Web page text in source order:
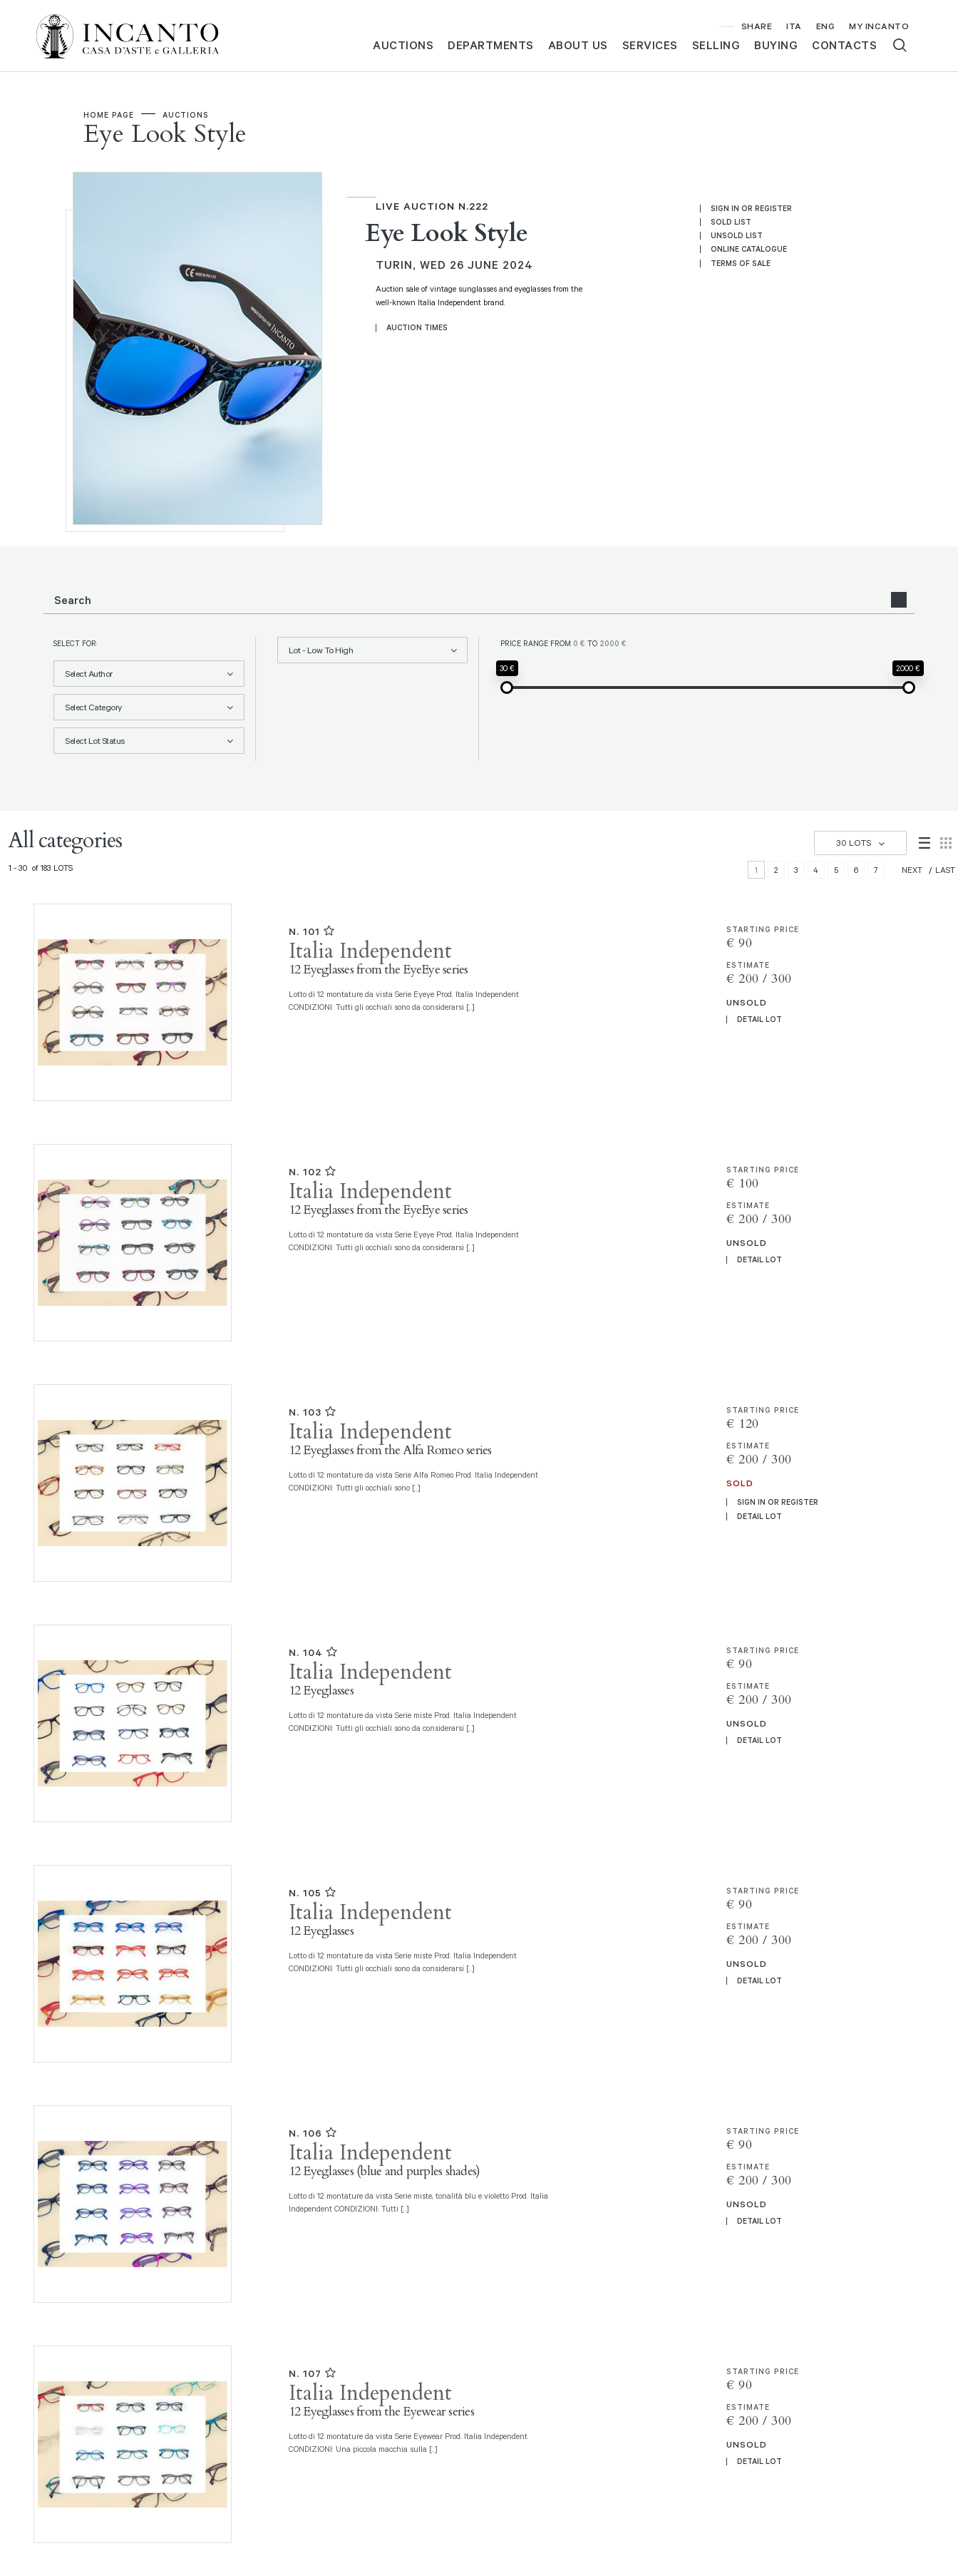
SHARE ITA ENG MY INCANTO
AUCTIONS DEPARTMENTS ABOUT US SERVICES SELLING BUYING CONTACTS
HOME PAGE AUCTIONS
Eye Look Style
LIVE AUCTION N.222
Eye Look Style
TURIN, WED 26 JUNE 2024
Auction sale of vintage sunglasses and eyeglasses from the
well-known Italia Independent brand.
AUCTION TIMES
SIGN IN OR REGISTER
SOLD LIST
UNSOLD LIST
ONLINE CATALOGUE
TERMS OF SALE
SELECT FOR:
Select Author
Select Category
Select Lot Status
PRICE RANGE FROM 0 € TO 2000 €
30 € 2.000 €
Lot - Low To High
All categories 30 LOTS
1 - 30 of 183 LOTS 1 2 3 4 5 6 7 NEXT LAST
N. 101
Italia Independent
12 Eyeglasses from the EyeEye series
Lotto di 12 montature da vista Serie Eyeye Prod. Italia Independent
CONDIZIONI: Tutti gli occhiali sono da considerarsi [..]
STARTING PRICE
€ 90
ESTIMATE
€ 200 / 300
UNSOLD
DETAIL LOT
N. 102
Italia Independent
12 Eyeglasses from the EyeEye series
Lotto di 12 montature da vista Serie Eyeye Prod. Italia Independent
CONDIZIONI: Tutti gli occhiali sono da considerarsi [..]
STARTING PRICE
€ 100
ESTIMATE
€ 200 / 300
UNSOLD
DETAIL LOT
N. 103
Italia Independent
12 Eyeglasses from the Alfa Romeo series
Lotto di 12 montature da vista Serie Alfa Romeo Prod. Italia Independent
CONDIZIONI: Tutti gli occhiali sono [..]
STARTING PRICE
€ 120
ESTIMATE
€ 200 / 300
SOLD
SIGN IN OR REGISTER
DETAIL LOT
N. 104
Italia Independent
12 Eyeglasses
Lotto di 12 montature da vista Serie miste Prod. Italia Independent
CONDIZIONI: Tutti gli occhiali sono da considerarsi [..]
STARTING PRICE
€ 90
ESTIMATE
€ 200 / 300
UNSOLD
DETAIL LOT
N. 105
Italia Independent
12 Eyeglasses
Lotto di 12 montature da vista Serie miste Prod. Italia Independent
CONDIZIONI: Tutti gli occhiali sono da considerarsi [..]
STARTING PRICE
€ 90
ESTIMATE
€ 200 / 300
UNSOLD
DETAIL LOT
N. 106
Italia Independent
12 Eyeglasses (blue and purples shades)
Lotto di 12 montature da vista Serie miste, tonalità blu e violetto Prod. Italia
Independent CONDIZIONI: Tutti [..]
STARTING PRICE
€ 90
ESTIMATE
€ 200 / 300
UNSOLD
DETAIL LOT
N. 107
Italia Independent
12 Eyeglasses from the Eyewear series
Lotto di 12 montature da vista Serie Eyewear Prod. Italia Independent
CONDIZIONI: Una piccola macchia sulla [..]
STARTING PRICE
€ 90
ESTIMATE
€ 200 / 300
UNSOLD
DETAIL LOT